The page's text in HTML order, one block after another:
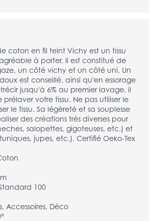
coton en fil teint Vichy est un tissu
à porter. Il est constitué de
un côté vichy et un côté uni. Un
est conseillé, ainsi qu'en essorage
jusqu'à 6% au premier lavage, il
votre tissu. Ne pas utiliser le
le tissu. Sa légèreté et sa souplesse
des créations très diverses pour
salopettes, gigoteuses, etc.) et
jupes, etc.). Certifié Oeko-Tex
100
Accessoires, Déco